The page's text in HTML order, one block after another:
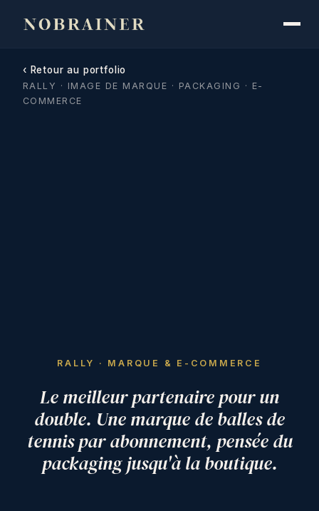
‹ Retour au portfolio
RALLY · IMAGE DE MARQUE · PACKAGING · E-
COMMERCE
RALLY · MARQUE & E-COMMERCE
Le meilleur partenaire pour un
double. Une marque de balles de
tennis par abonnement, pensée du
packaging jusqu'à la boutique.